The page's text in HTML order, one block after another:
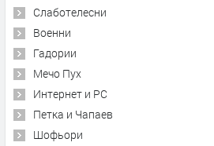
Слаботелесни
Военни
Гадории
Мечо Пух
Интернет и PC
Петка и Чапаев
Шофьори